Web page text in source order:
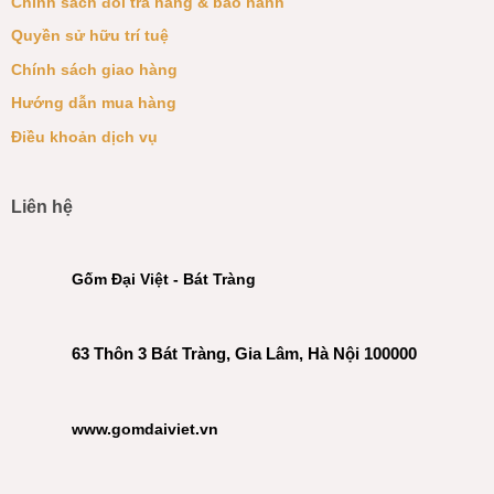
Quyền sử hữu trí tuệ
Chính sách giao hàng
Hướng dẫn mua hàng
Điều khoản dịch vụ
Liên hệ
Gốm Đại Việt - Bát Tràng
63 Thôn 3 Bát Tràng, Gia Lâm, Hà Nội 100000
www.gomdaiviet.vn